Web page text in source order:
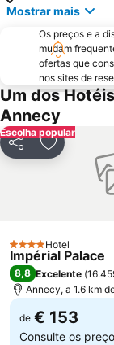
La Féclaz
International Exhibition of Inventions, New
Visita Guiada à Cidade
Mostrar mais
Os preços e a
mudam
ofertas que
nos sites de
Um dos
Annecy
Escolha popular
PartilharAdicionar
4 Estrelas
Hotel
Impérial Palace
8,8 Excelente (
Annecy, a 1.6 km
de € 153
Consulte os